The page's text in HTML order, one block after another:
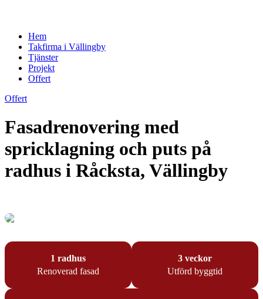
Hem
Takfirma i Vällingby
Tjänster
Projekt
Offert
Offert
Fasadrenovering med
spricklagning och puts på
radhus i Råcksta, Vällingby
1 radhus
Renoverad fasad
3 veckor
Utförd byggtid